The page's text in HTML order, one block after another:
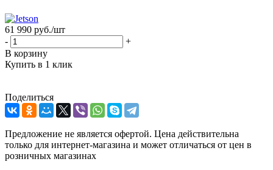
61 990 руб./шт
-
+
В корзину
Купить в 1 клик
Поделиться
Предложение не является офертой. Цена действительна
только для интернет-магазина и может отличаться от цен в
розничных магазинах